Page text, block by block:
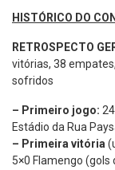
HISTÓRICO DO
RETROSPECTO
vitórias, 38
sofridos
– Primeiro jogo:
Estádio da Rua
– Primeira vitória
5×0 Flamengo (gols